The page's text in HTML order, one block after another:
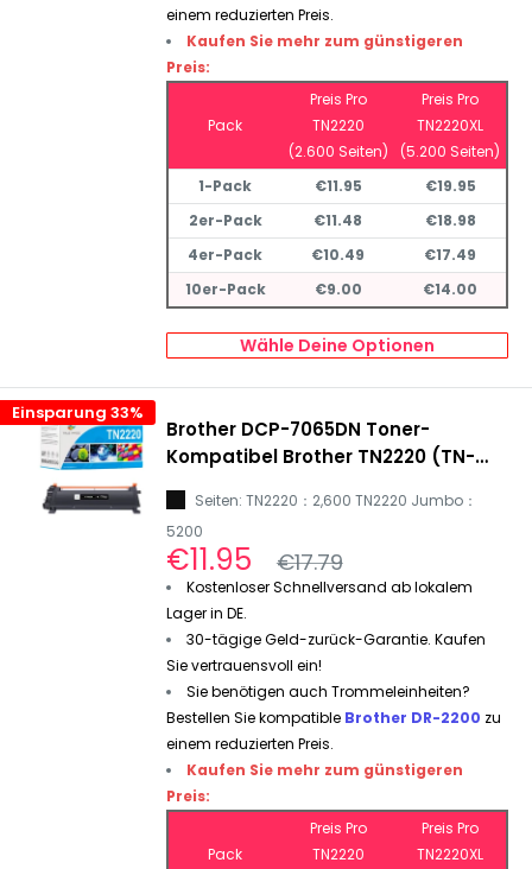
einem reduzierten Preis.
Kaufen Sie mehr zum günstigeren
Preis:
Pack
Preis Pro
TN2220
(2.600 Seiten)
Preis Pro
TN2220XL
(5.200 Seiten)
1-Pack
€11.95
€19.95
2er-Pack
€11.48
€18.98
4er-Pack
€10.49
€17.49
10er-Pack
€9.00 €14.00
Wähle Deine Optionen
Einsparung 33%
Brother DCP-7065DN Toner-
Kompatibel Brother TN2220 (TN-
Seiten: TN2220：2,600 TN2220 Jumbo：
5200
Sonderpreis
€11.95 Normalpreis
€17.79
Kostenloser Schnellversand ab lokalem
Lager in DE.
30-tägige Geld-zurück-Garantie. Kaufen
Sie vertrauensvoll ein!
Sie benötigen auch Trommeleinheiten?
Bestellen Sie kompatible Brother DR-2200 zu
einem reduzierten Preis.
Kaufen Sie mehr zum günstigeren
Preis:
Pack
Preis Pro
TN2220
Preis Pro
TN2220XL